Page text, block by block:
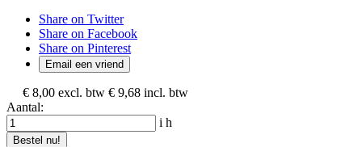
Share on Twitter
Share on Facebook
Share on Pinterest
Email een vriend
€ 8,00 excl. btw € 9,68 incl. btw
Aantal:
i h
Bestel nu!